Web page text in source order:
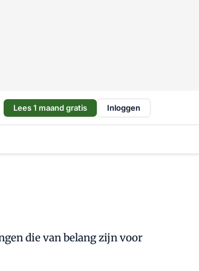
Lees 1 maand gratis Inloggen
die van belang zijn voor